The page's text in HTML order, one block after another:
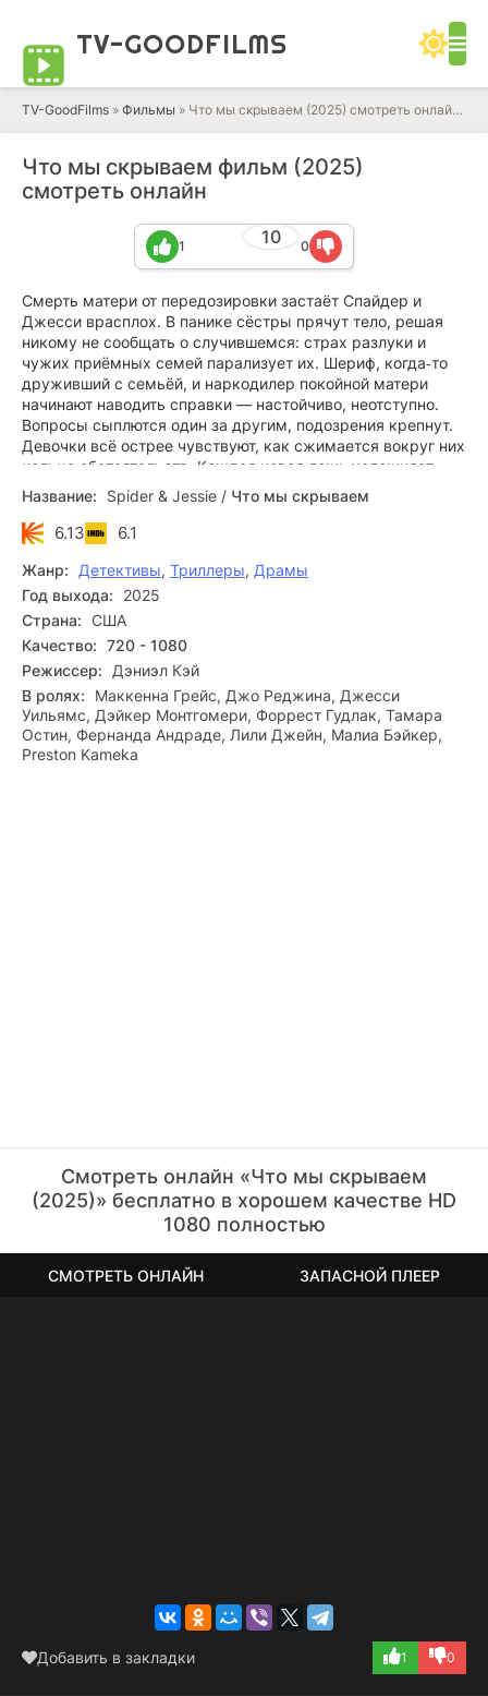
TV-GOODFILMS
TV-GoodFilms » Фильмы » Что мы скрываем (2025) смотреть онлайн фильм в HD качестве 720 - 1080 бесплатно
Что мы скрываем фильм (2025)
смотреть онлайн
10
1 0
Смерть матери от передозировки застаёт Спайдер и
Джесси врасплох. В панике сёстры прячут тело, решая
никому не сообщать о случившемся: страх разлуки и
чужих приёмных семей парализует их. Шериф, когда‑то
друживший с семьёй, и наркодилер покойной матери
начинают наводить справки — настойчиво, неотступно.
Вопросы сыплются один за другим, подозрения крепнут.
Девочки всё острее чувствуют, как сжимается вокруг них
кольцо обстоятельств. Каждая новая ложь усложняет
положение, а грань, за которой придётся переступить
через себя ради сохранения тайны, становится всё
ближе. Они гадают: хватит ли им сил и хитрости, чтобы
удержать хрупкое «мы» в мире, который уже готов их
разорвать.Смотрите полный фильм «Что мы скрываем» в
разрешении Full HD 1080p, с русской озвучкой, бесплатно
и на любом гаджете.
Название: Spider & Jessie / Что мы скрываем
6.13 6.1
Жанр: Детективы, Триллеры, Драмы
Год выхода:
2025
Страна: США
Качество: 720 - 1080
Режиссер:
Дэниэл Кэй
В ролях:
Маккенна Грейс, Джо Реджина, Джесси
Уильямс, Дэйкер Монтгомери, Форрест Гудлак, Тамара
Остин, Фернанда Андраде, Лили Джейн, Малиа Бэйкер,
Preston Kameka
Смотреть онлайн «Что мы скрываем
(2025)» бесплатно в хорошем качестве HD
1080 полностью
СМОТРЕТЬ ОНЛАЙН ЗАПАСНОЙ ПЛЕЕР
Добавить в закладки 1 0